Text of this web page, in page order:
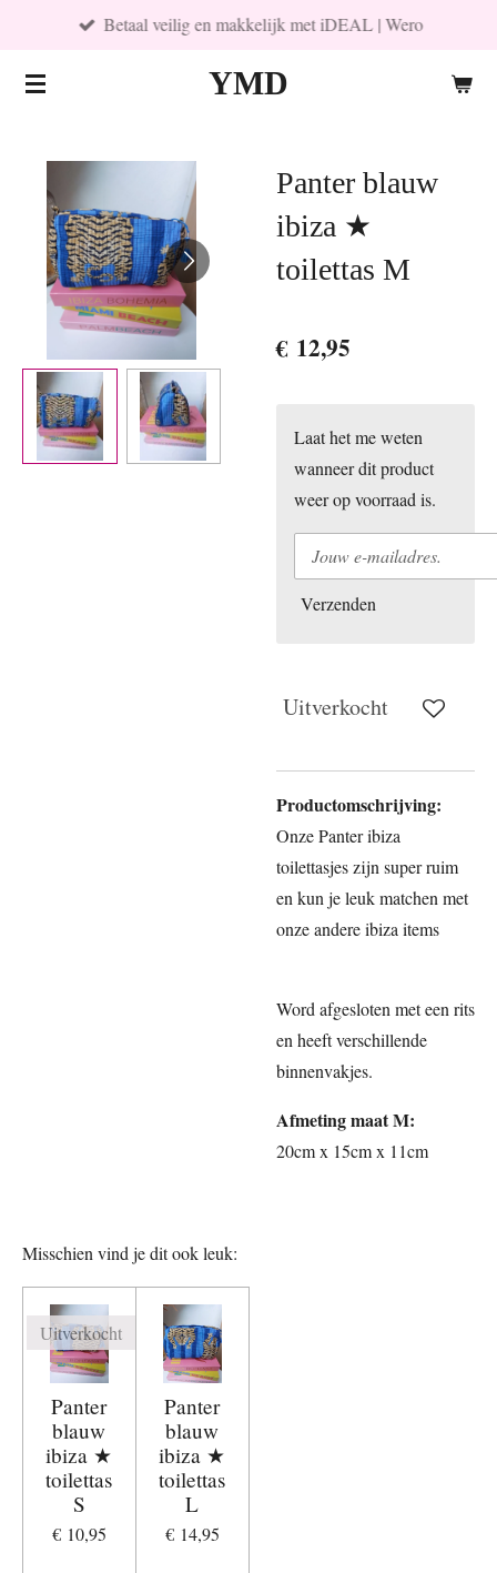
naar
YMD
Betaal veilig en makkelijk met iDEAL | Wero
Panter blauw
ibiza ★
toilettas M
€ 12,95
Laat het me weten
wanneer dit product
weer op voorraad is.
Verzenden
Uitverkocht
Productomschrijving:
Onze Panter ibiza
toilettasjes zijn super ruim
en kun je leuk matchen met
onze andere ibiza items
Word afgesloten met een rits
en heeft verschillende
binnenvakjes.
Afmeting maat M:
20cm x 15cm x 11cm
Misschien vind je dit ook leuk:
Uitverkocht
Panter
blauw
ibiza ★
toilettas
S
€ 10,95
Panter
blauw
ibiza ★
toilettas
L
€ 14,95